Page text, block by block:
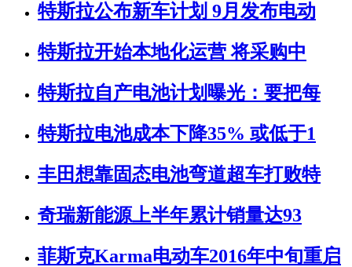
特斯拉公布新车计划 9月发布电动
特斯拉开始本地化运营 将采购中
特斯拉自产电池计划曝光：要把每
特斯拉电池成本下降35% 或低于1
丰田想靠固态电池弯道超车打败特
奇瑞新能源上半年累计销量达93
菲斯克Karma电动车2016年中旬重启